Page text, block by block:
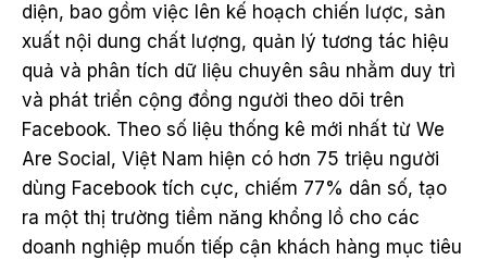
diện, bao gồm việc lên kế hoạch chiến lược, sản
xuất nội dung chất lượng, quản lý tương tác hiệu
quả và phân tích dữ liệu chuyên sâu nhằm duy trì
và phát triển cộng đồng người theo dõi trên
Facebook. Theo số liệu thống kê mới nhất từ We
Are Social, Việt Nam hiện có hơn 75 triệu người
dùng Facebook tích cực, chiếm 77% dân số, tạo
ra một thị trường tiềm năng khổng lồ cho các
doanh nghiệp muốn tiếp cận khách hàng mục tiêu